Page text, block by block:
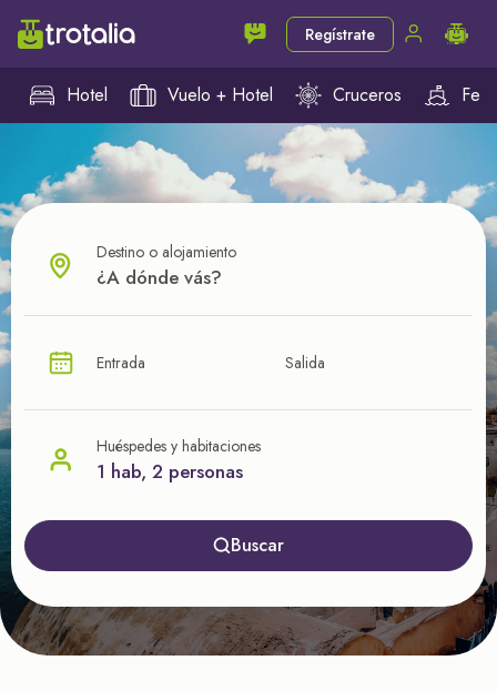
Regístrate
Hotel Vuelo + Hotel Cruceros
¿CUÁL VA A SER TU PRÓXIMO TROTE?
nuestras ofertas
Destino o alojamiento
Entrada Salida
Huéspedes y habitaciones
1 hab, 2 personas
Buscar